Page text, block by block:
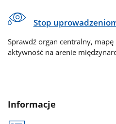
Stop
Sprawdź organ centralny,
aktywność na arenie
Informacje